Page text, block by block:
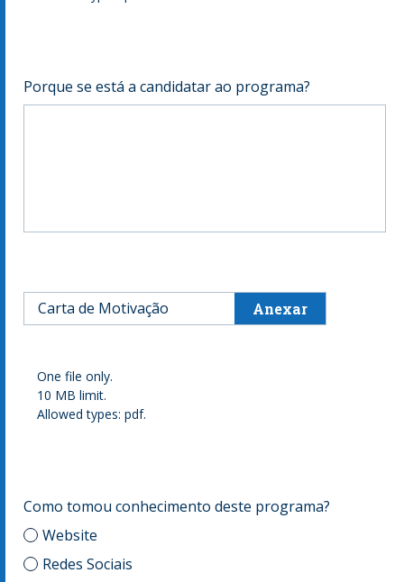
Porque se está a candidatar ao programa?
Carta de Motivação
One file only.
10 MB limit.
Allowed types: pdf.
Como tomou conhecimento deste programa?
Website
Redes Sociais